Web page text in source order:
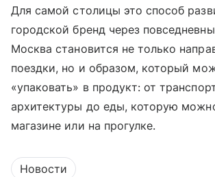
Для самой столицы это способ
городской бренд через
Москва становится не только
поездки, но и образом, который
«упаковать» в продукт: от
архитектуры до еды, которую
магазине или на прогулке.
Новости